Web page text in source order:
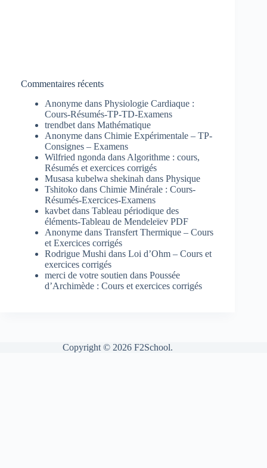
Commentaires récents
Anonyme dans Physiologie Cardiaque :
Cours-Résumés-TP-TD-Examens
trendbet dans Mathématique
Anonyme dans Chimie Expérimentale – TP-
Consignes – Examens
Wilfried ngonda dans Algorithme : cours,
Résumés et exercices corrigés
Musasa kubelwa shekinah dans Physique
Tshitoko dans Chimie Minérale : Cours-
Résumés-Exercices-Examens
kavbet dans Tableau périodique des
éléments-Tableau de Mendeleïev PDF
Anonyme dans Transfert Thermique – Cours
et Exercices corrigés
Rodrigue Mushi dans Loi d’Ohm – Cours et
exercices corrigés
merci de votre soutien dans Poussée
d’Archimède : Cours et exercices corrigés
Copyright © 2026 F2School.